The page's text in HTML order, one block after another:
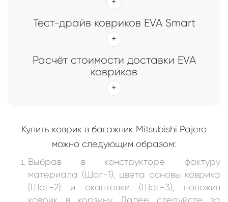
Тест-драйв ковриков EVA Smart
Расчёт стоимости доставки EVA
ковриков
Купить коврик в багажник Mitsubishi Pajero
можно следующим образом:
Выбрав в конструкторе фактуру
материала (Шаг-1), цвета основы коврика
(Шаг-2) и окантовки (Шаг-3), положив
коврик в корзину. Далее следуйсте за